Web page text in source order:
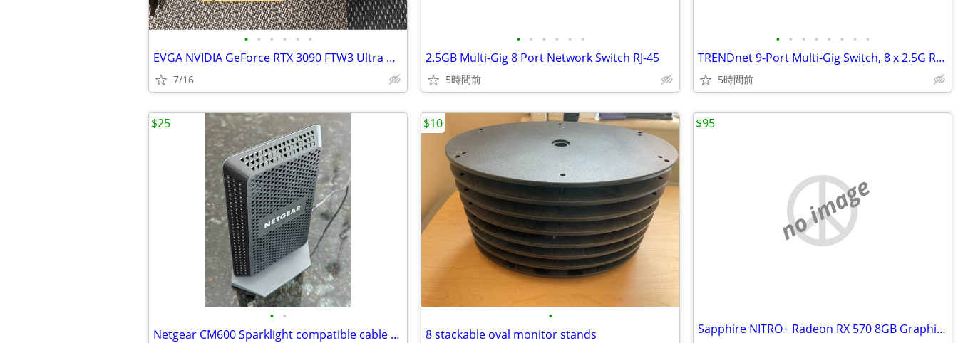
• • • • • •
EVGA NVIDIA GeForce RTX 3090 FTW3 Ultra Graphics Card
7/16
• • • • • •
2.5GB Multi-Gig 8 Port Network Switch RJ-45
5時間前
• • • • • • • •
TRENDnet 9-Port Multi-Gig Switch, 8 x 2.5G RJ-45 Ports, 1 x 10G
5時間前
• •
Netgear CM600 Sparklight compatible cable modem
$25
•
8 stackable oval monitor stands
$10
no image
Sapphire NITRO+ Radeon RX 570 8GB Graphics Card
$95